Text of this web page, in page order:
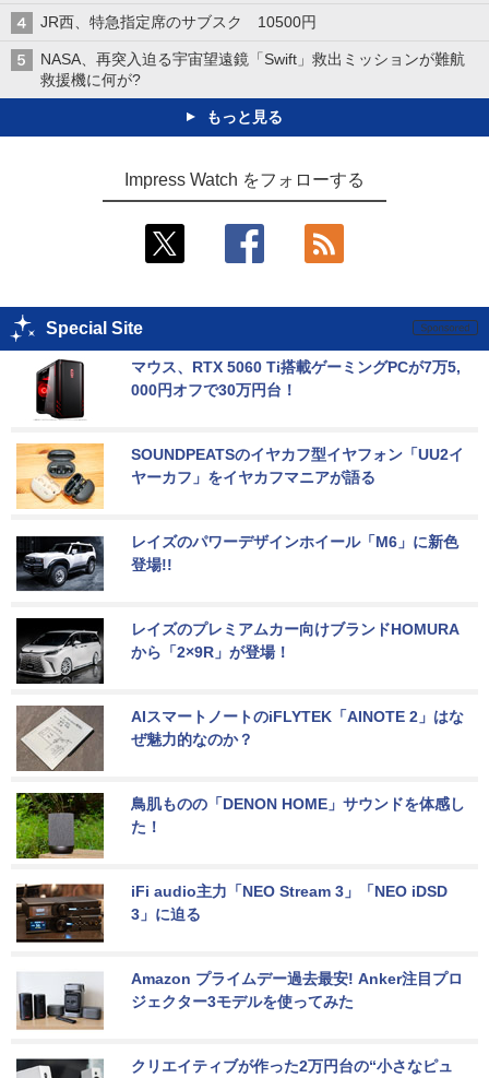
JR西、特急指定席のサブスク 10500円
NASA、再突入迫る宇宙望遠鏡「Swift」救出ミッションが難航
救援機に何が?
もっと見る
Impress Watch をフォローする
Special Site
マウス、RTX 5060 Ti搭載ゲーミングPCが7万5,
000円オフで30万円台！
SOUNDPEATSのイヤカフ型イヤフォン「UU2イ
ヤーカフ」をイヤカフマニアが語る
レイズのパワーデザインホイール「M6」に新色
登場!!
レイズのプレミアムカー向けブランドHOMURA
から「2×9R」が登場！
AIスマートノートのiFLYTEK「AINOTE 2」はな
ぜ魅力的なのか？
鳥肌ものの「DENON HOME」サウンドを体感し
た！
iFi audio主力「NEO Stream 3」「NEO iDSD
3」に迫る
Amazon プライムデー過去最安! Anker注目プロ
ジェクター3モデルを使ってみた
クリエイティブが作った2万円台の“小さなピュ